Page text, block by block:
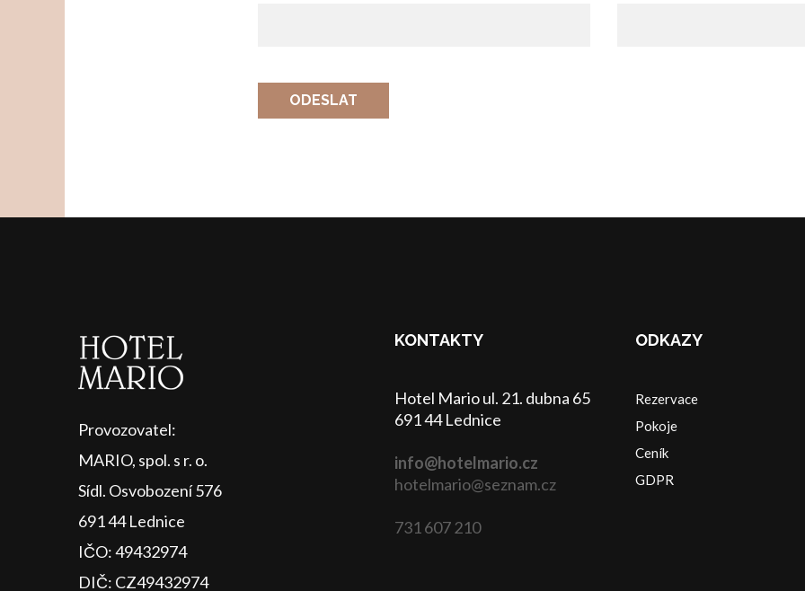
ODESLAT
Provozovatel:
MARIO, spol. s r. o.
Sídl. Osvobození 576
691 44 Lednice
IČO: 49432974
DIČ: CZ49432974
KONTAKTY
Hotel Mario ul. 21. dubna 65
691 44 Lednice
info@hotelmario.cz
hotelmario@seznam.cz
731 607 210
ODKAZY
Rezervace
Pokoje
Ceník
GDPR